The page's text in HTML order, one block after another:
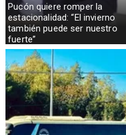
Pucón quiere romper la
estacionalidad: “El invierno
también puede ser nuestro
fuerte”